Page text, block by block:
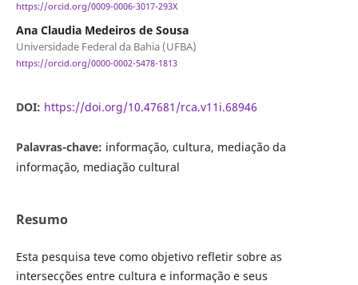
https://orcid.org/0009-0006-3017-293X
Ana Claudia Medeiros de Sousa
Universidade Federal da Bahia (UFBA)
https://orcid.org/0000-0002-5478-1813
DOI: https://doi.org/10.47681/rca.v11i.68946
Palavras-chave: informação, cultura, mediação da
informação, mediação cultural
Resumo
Esta pesquisa teve como objetivo refletir sobre as
intersecções entre cultura e informação e seus